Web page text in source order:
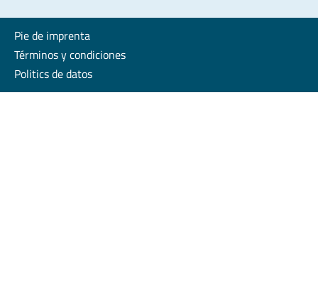
Pie de imprenta
Términos y condiciones
Politics de datos